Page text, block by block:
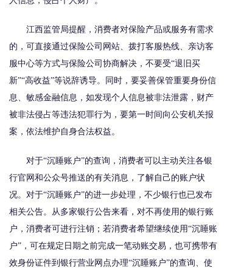
江西监管局提醒，消费者对保险产品或服务有需求
的，可直接通过保险公司网站、拨打客服热线、亲访客
服中心等方式与保险公司协商解决，不要受“退旧买
新”“高收益”等说辞诱导。同时，要妥善保管重要身份信
息、敏感金融信息，如发现个人信息被非法泄露，财产
被非法侵占等违法犯罪行为，要第一时间向公安机关报
案，依法维护自身合法权益。
对于“沉睡账户”的查询，消费者可以主动关注各银
行官网和公众号推送的有关消息，了解自己的账户状
况。对于“沉睡账户”的进一步处理，不少银行也已发布
相关公告。从多家银行公告来看，对不再使用的银行账
户，消费者可进行注销；若消费者希望继续使用“沉睡账
户”，可在规定日期之前完成一笔动账交易，也可携带有
效身份证件到银行营业网点办理“沉睡账户”的查询、使